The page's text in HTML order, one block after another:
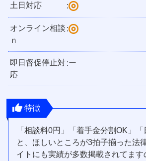
土日対応 :
オンライン相談
ｎ
:
即日督促停止対
応
:ー
特徴
「相談料0円」「着手金分割OK」「
と、ほしいところが3拍子揃った法
イトにも実績が多数掲載されてま